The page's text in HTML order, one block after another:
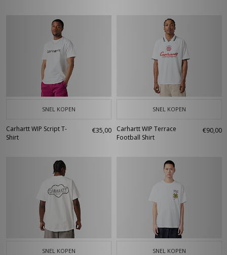
SNEL KOPEN
Carhartt WIP Script T-
Shirt
€35,00
SNEL KOPEN
Carhartt WIP Terrace
Football Shirt
€90,00
SNEL KOPEN SNEL KOPEN